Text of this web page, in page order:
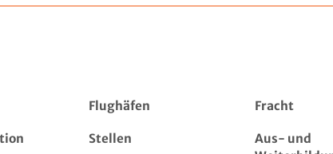
Flughäfen Fracht
Stellen
Aus- und